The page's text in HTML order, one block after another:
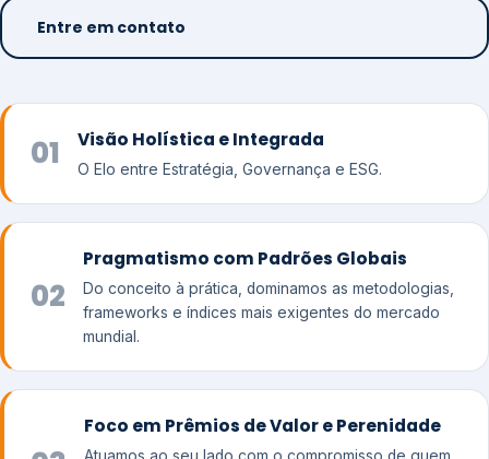
Entre em contato
01 Visão Holística e Integrada
O Elo entre Estratégia, Governança e ESG.
02
Pragmatismo com Padrões Globais
Do conceito à prática, dominamos as metodologias,
frameworks e índices mais exigentes do mercado
mundial.
Foco em Prêmios de Valor e Perenidade